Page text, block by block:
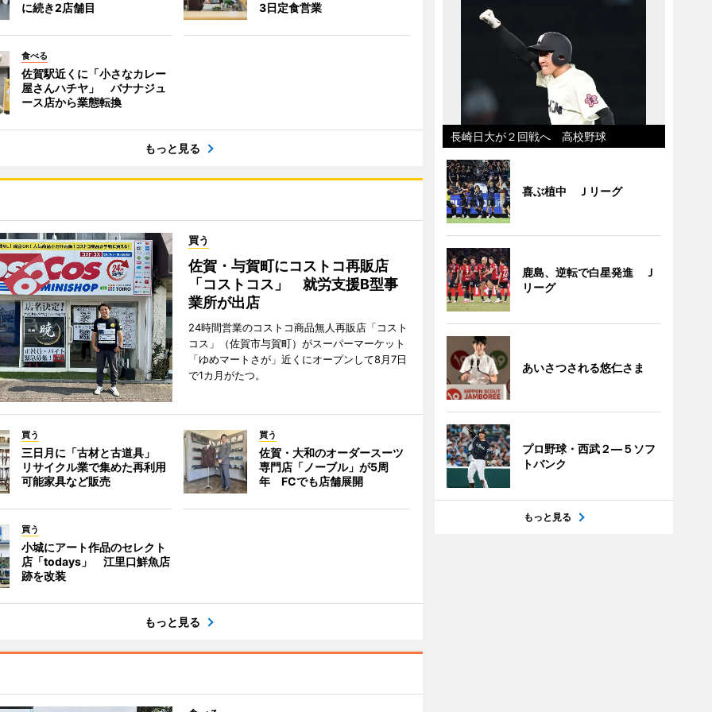
に続き2店舗目
3日定食営業
食べる
佐賀駅近くに「小さなカレー
屋さんハチヤ」 バナナジュ
ース店から業態転換
もっと見る
買う
佐賀・与賀町にコストコ再販店
「コストコス」 就労支援B型事
業所が出店
24時間営業のコストコ商品無人再販店「コスト
コス」（佐賀市与賀町）がスーパーマーケット
「ゆめマートさが」近くにオープンして8月7日
で1カ月がたつ。
買う
三日月に「古材と古道具」
リサイクル業で集めた再利用
可能家具など販売
買う
佐賀・大和のオーダースーツ
専門店「ノーブル」が5周
年 FCでも店舗展開
買う
小城にアート作品のセレクト
店「todays」 江里口鮮魚店
跡を改装
もっと見る
長崎日大が２回戦へ 高校野球
喜ぶ植中 Ｊリーグ
鹿島、逆転で白星発進 Ｊ
リーグ
あいさつされる悠仁さま
プロ野球・西武２―５ソフ
トバンク
もっと見る